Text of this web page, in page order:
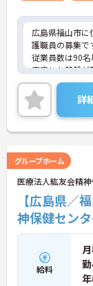
広島県福山市に
護職員の募集で
従業員数は90
安定した基盤が
の職員が活躍し
取れた職場です
退職金共済とい
面でもしっかり
実績もあり、安
一人ひとりに
ワークを大切に
様と向き合いた
方は詳細等をお
わせください。
詳
グループホーム
医療法人紘友会精
【広島県／
神保健セン
給料